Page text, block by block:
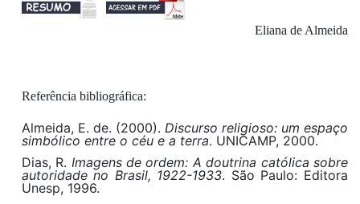
Eliana de Almeida
Referência bibliográfica:
Almeida, E. de. (2000). Discurso religioso: um espaço
simbólico entre o céu e a terra. UNICAMP, 2000.
Dias, R. Imagens de ordem: A doutrina católica sobre
autoridade no Brasil, 1922-1933. São Paulo: Editora
Unesp, 1996.